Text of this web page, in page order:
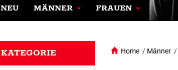
NEU MÄNNER FRAUEN
Home / Männer /
KATEGORIE